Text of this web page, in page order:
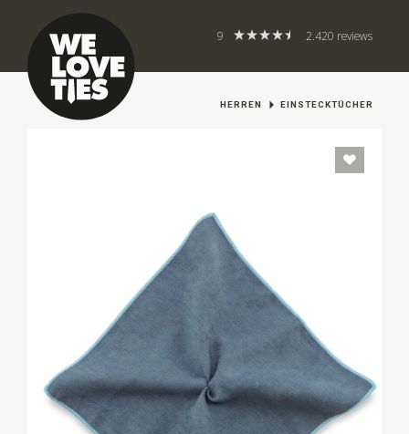
9 2.420 reviews
HERREN EINSTECKTÜCHER